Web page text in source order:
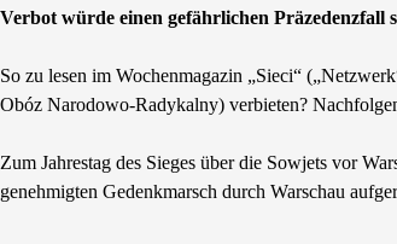
Verbot würde einen gefährlichen
So zu lesen im Wochenmagazin „Sieci“
Obóz Narodowo-Radykalny) verbieten?
Zum Jahrestag des Sieges über die Sowjets vor
genehmigten Gedenkmarsch durch Warschau